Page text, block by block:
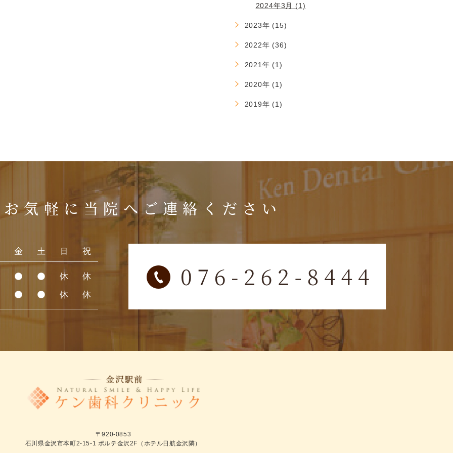
2024年3月 (1)
2023年 (15)
2022年 (36)
2021年 (1)
2020年 (1)
2019年 (1)
気軽に 当院へご連絡ください
金 土 日 祝
● ● 休 休
● ● 休 休
〒920-0853
石川県金沢市本町2-15-1 ポルテ金沢2F（ホテル日航金沢隣）